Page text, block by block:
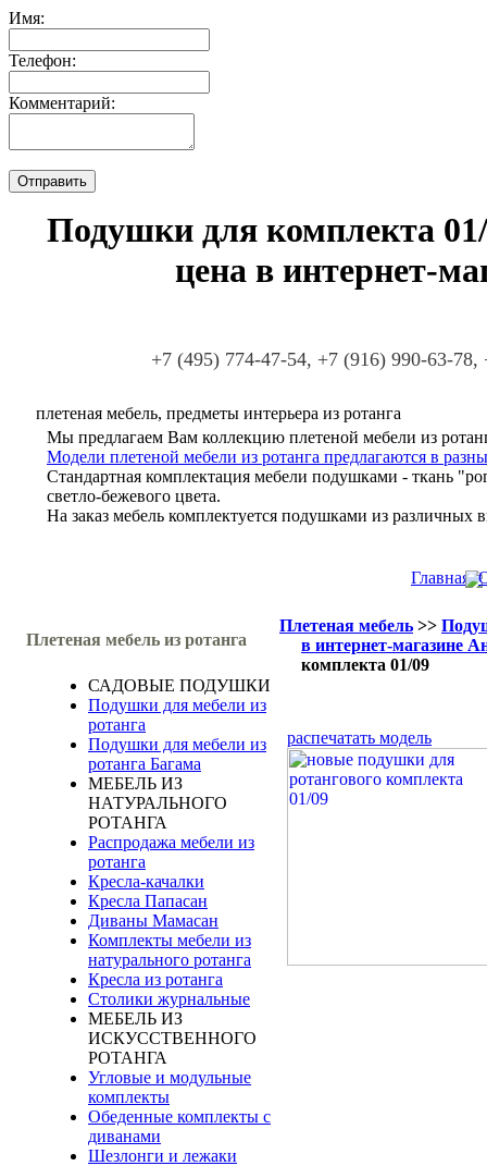
Имя:
Телефон:
Комментарий:
Подушки для комплекта
цена в интернет-
+7 (495) 774-47-54, +7 (916) 990-63-78,
плетеная мебель, предметы интерьера из ротанга
Мы предлагаем Вам коллекцию плетеной мебели из
Модели плетеной мебели из ротанга предлагаются в
Стандартная комплектация мебели подушками - ткань
светло-бежевого цвета.
На заказ мебель комплектуется подушками из различных
Главная
Плетеная мебель из ротанга
САДОВЫЕ ПОДУШКИ
Подушки для мебели из
ротанга
Подушки для мебели из
ротанга Багама
МЕБЕЛЬ ИЗ
НАТУРАЛЬНОГО
РОТАНГА
Распродажа мебели из
ротанга
Кресла-качалки
Кресла Папасан
Диваны Мамасан
Комплекты мебели из
натурального ротанга
Кресла из ротанга
Столики журнальные
МЕБЕЛЬ ИЗ
ИСКУССТВЕННОГО
РОТАНГА
Угловые и модульные
комплекты
Обеденные комплекты с
диванами
Шезлонги и лежаки
Плетеная мебель >>
в интернет-магазине
комплекта 01/09
распечатать модель